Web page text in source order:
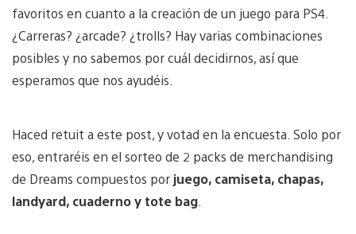
favoritos en cuanto a la creación de un juego para PS4.
¿Carreras? ¿arcade? ¿trolls? Hay varias combinaciones
posibles y no sabemos por cuál decidirnos, así que
esperamos que nos ayudéis.
Haced retuit a este post, y votad en la encuesta. Solo por
eso, entraréis en el sorteo de 2 packs de merchandising
de Dreams compuestos por juego, camiseta, chapas,
landyard, cuaderno y tote bag